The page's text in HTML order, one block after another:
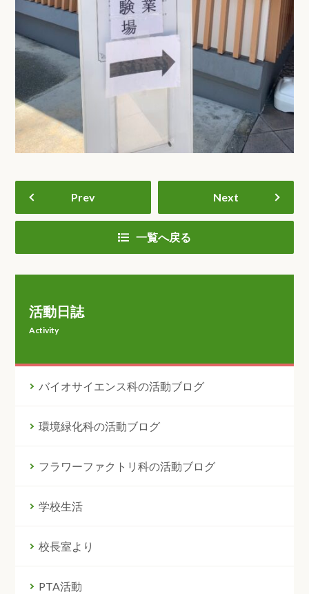
Prev Next
一覧へ戻る
活動日誌
Activity
バイオサイエンス科の活動ブログ
環境緑化科の活動ブログ
フラワーファクトリ科の活動ブログ
学校生活
校長室より
PTA活動